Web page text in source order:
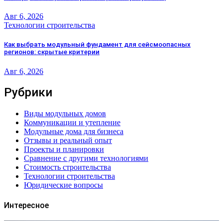
Авг 6, 2026
Технологии строительства
Как выбрать модульный фундамент для сейсмоопасных
регионов: скрытые критерии
Авг 6, 2026
Рубрики
Виды модульных домов
Коммуникации и утепление
Модульные дома для бизнеса
Отзывы и реальный опыт
Проекты и планировки
Сравнение с другими технологиями
Стоимость строительства
Технологии строительства
Юридические вопросы
Интересное